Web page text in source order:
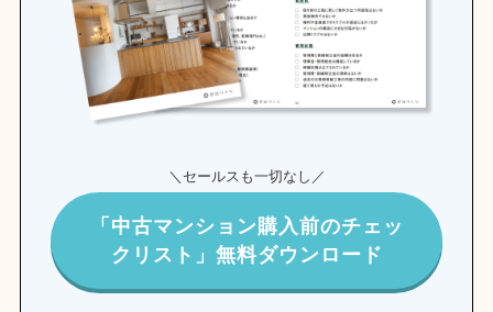
＼セールスも一切なし／
「中古マンション購入前のチェッ
クリスト」無料ダウンロード